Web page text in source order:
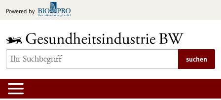
Inhalt
Powered by
suchen